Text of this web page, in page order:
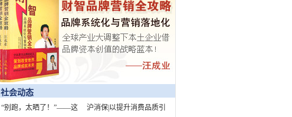
的城市魅力与生活美学
社会动态
“别跑，太晒了！”——这
沪消保|以提升消费品质引